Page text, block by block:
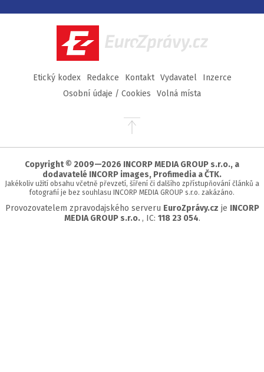
Facebook
TwitterInstagram
YouTube
EuroZprávy.cz
Etický kodex Redakce Kontakt Vydavatel
Inzerce
Osobní údaje / Cookies
Volná místa
Přejít
stránky
Copyright © 2009—2026 INCORP MEDIA GROUP s.r.o., a
dodavatelé INCORP images, Profimedia a ČTK.
Jakékoliv užití obsahu včetně převzetí, šíření či dalšího zpřístupňování článků a
fotografií je bez souhlasu INCORP MEDIA GROUP s.r.o. zakázáno.
Provozovatelem zpravodajského serveru EuroZprávy.cz je INCORP
MEDIA GROUP s.r.o. , IC: 118 23 054.